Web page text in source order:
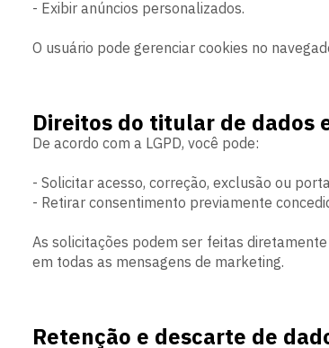
- Exibir anúncios personalizados.
O usuário pode gerenciar cookies no
Direitos do titular de dados
De acordo com a LGPD, você pode:
- Solicitar acesso, correção, exclusão ou
- Retirar consentimento previamente
As solicitações podem ser feitas
em todas as mensagens de marketing.
Retenção e descarte de